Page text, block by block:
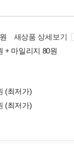
새상품 상세보기
+ 마일리지 80원
(최저가)
(최저가)